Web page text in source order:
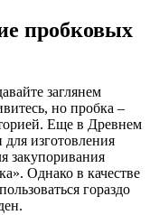
пробковых
заглянем
но пробка –
Еще в Древнем
изготовления
закупоривания
Однако в качестве
гораздо